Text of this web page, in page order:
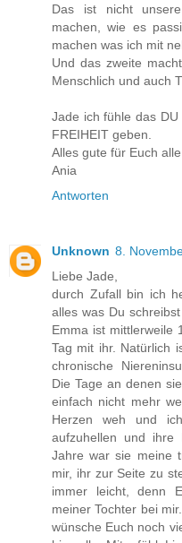
Das ist nicht
machen, wie es
machen was ich mit
Und das zweite
Menschlich und auch
Jade ich fühle das
FREIHEIT geben.
Alles gute für Euch alle
Ania
Antworten
Unknown 8.
Liebe Jade,
durch Zufall bin ich
alles was Du
Emma ist mittlerweile
Tag mit ihr. Natürlich
chronische
Die Tage an denen
einfach nicht mehr
Herzen weh und
aufzuhellen und ihre
Jahre war sie meine
mir, ihr zur Seite zu
immer leicht, denn
meiner Tochter bei
wünsche Euch noch